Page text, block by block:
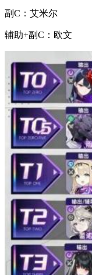
副C：艾米尔
辅助+副C：欧文